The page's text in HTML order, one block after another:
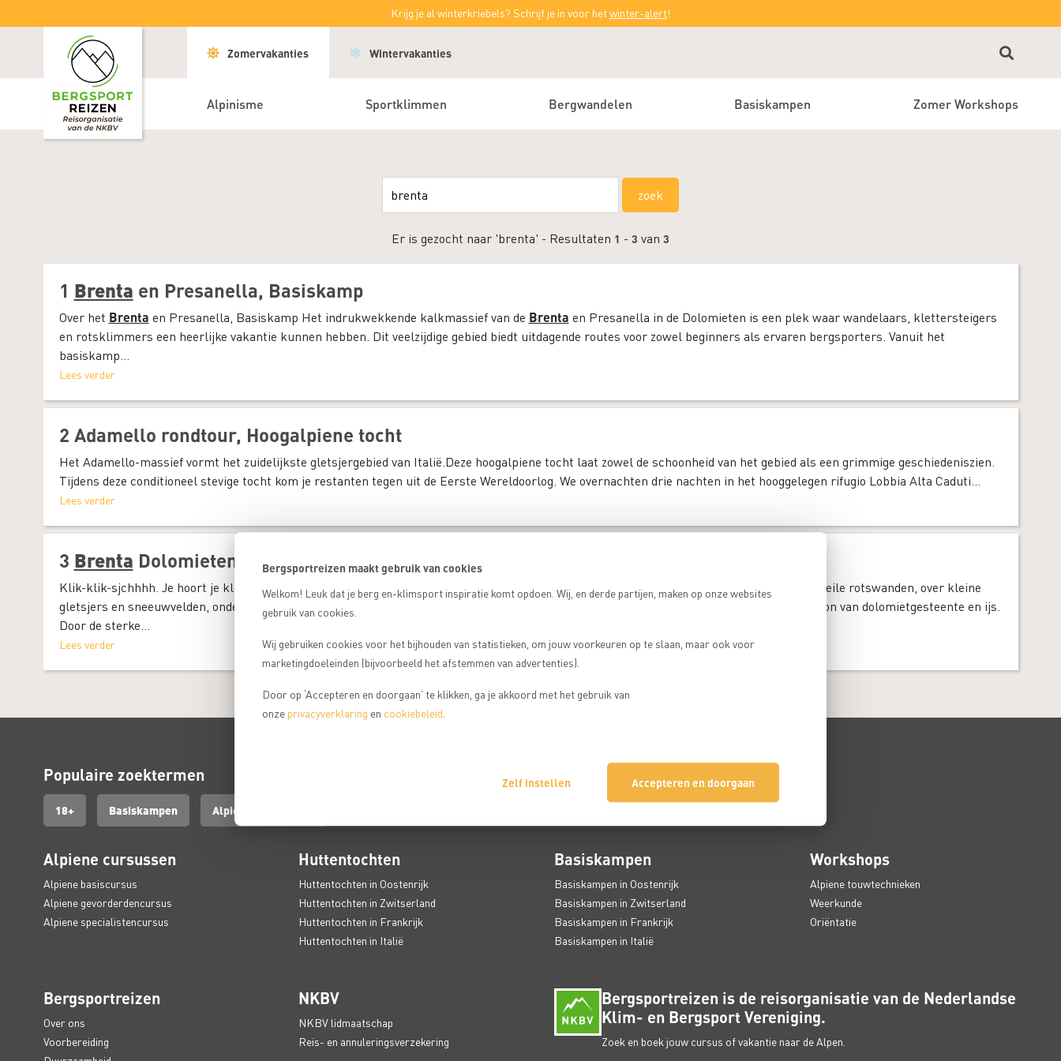
Bergsportreizen maakt gebruik van cookies
Welkom! Leuk dat je berg en-klimsport inspiratie komt opdoen. Wij, en derde partijen, maken op onze websites
gebruik van cookies.
Wij gebruiken cookies voor het bijhouden van statistieken, om jouw voorkeuren op te slaan, maar ook voor
marketingdoeleinden (bijvoorbeeld het afstemmen van advertenties).
Door op ‘Accepteren en doorgaan’ te klikken, ga je akkoord met het gebruik van
onze privacyverklaring en cookiebeleid
Zelf instellen Accepteren en doorgaan
Krijg je al winterkriebels? Schrijf je in voor hetwinter-alert!
Zomervakanties Wintervakanties
Alpinisme Sportklimmen Bergwandelen Basiskampen Zomer Workshops
Er is gezocht naar 'brenta' - Resultaten 1 - 3 van 3
1 Brenta en Presanella, Basiskamp
Over het Brenta en Presanella, Basiskamp Het indrukwekkende kalkmassief van de Brenta en Presanella in de Dolomieten is een plek waar wandelaars, klettersteigers
en rotsklimmers een heerlijke vakantie kunnen hebben. Dit veelzijdige gebied biedt uitdagende routes voor zowel beginners als ervaren bergsporters. Vanuit het
basiskamp...
Lees verder
2 Adamello rondtour, Hoogalpiene tocht
Het Adamello-massief vormt het zuidelijkste gletsjergebied van Italië.Deze hoogalpiene tocht laat zowel de schoonheid van het gebied als een grimmige geschiedeniszien.
Tijdens deze conditioneel stevige tocht kom je restanten tegen uit de Eerste Wereldoorlog. We overnachten drie nachten in het hooggelegen rifugio Lobbia Alta Caduti...
Lees verder
3 Brenta Dolomieten, Klettersteigtocht
Klik-klik-sjchhhh. Je hoort je klettersteigset van ankerpunt naar ankerpunt schuiven. In deBrenta
Dolomieten in Trentino klim je langs steile rotswanden, over kleine
gletsjers en sneeuwvelden, onder de schaduw van hoge rotstorens. Zeven dagen trek je rond door dit klimparadijs van de
, een bastion van dolomietgesteente en ijs.
Door de sterke...
Lees verder
Populaire zoektermen
18+ Basiskampen Alpiene basiscursus
Alpiene cursussen
Alpiene basiscursus
Alpiene gevorderdencursus
Alpiene specialistencursus
Huttentochten
Huttentochten in Oostenrijk
Huttentochten in Zwitserland
Huttentochten in Frankrijk
Huttentochten in Italië
Basiskampen
Basiskampen in Oostenrijk
Basiskampen in Zwitserland
Basiskampen in Frankrijk
Basiskampen in Italië
Workshops
Alpiene touwtechnieken
Weerkunde
Oriëntatie
Bergsportreizen
Over ons
Voorbereiding
NKBV
NKBV lidmaatschap
Reis- en annuleringsverzekering
Bergsportreizen is de reisorganisatie van de Nederlandse
Klim- en Bergsport Vereniging.
Zoek en boek jouw cursus of vakantie naar de Alpen.